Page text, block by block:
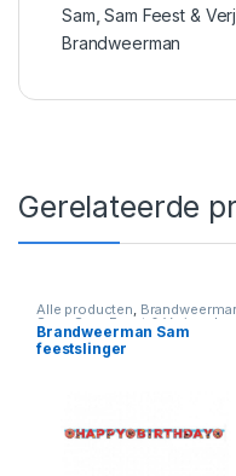
Sam ,Sam Feest &
Brandweerman
Gerelateerde
Alle producten,
Sam Sam Feest & Verjaardag
Brandweerman Sam
feestslinger